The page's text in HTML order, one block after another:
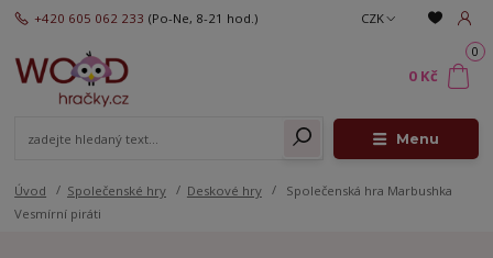
Menu
CZK
+420 605 062 233 (Po-Ne, 8-21 hod.)
0
0 Kč
Úvod Společenské hry Deskové hry
Společenská hra Marbushka
Vesmírní piráti